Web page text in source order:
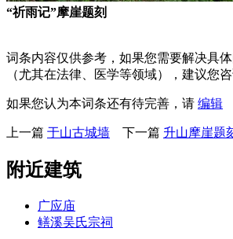
“祈雨记”摩崖题刻
词条内容仅供参考，如果您需要解决具
（尤其在法律、医学等领域），建议您
如果您认为本词条还有待完善，请 编辑
上一篇 于山古城墙 下一篇 升山摩崖题
附近建筑
广应庙
鳝溪吴氏宗祠